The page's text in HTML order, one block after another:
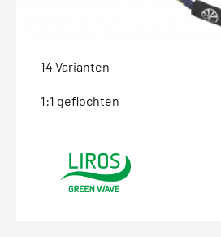
14 Varianten
1:1 geflochten